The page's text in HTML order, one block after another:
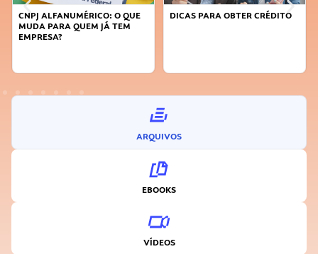
CNPJ ALFANUMÉRICO: O QUE
MUDA PARA QUEM JÁ TEM
EMPRESA?
DICAS PARA OBTER CRÉDITO
ARQUIVOS
EBOOKS
VÍDEOS